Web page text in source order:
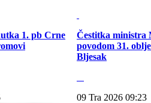
1. pb Crne
Čestitka ministra
povodom 31.
Bljesak
09 Tra 2026 09:23